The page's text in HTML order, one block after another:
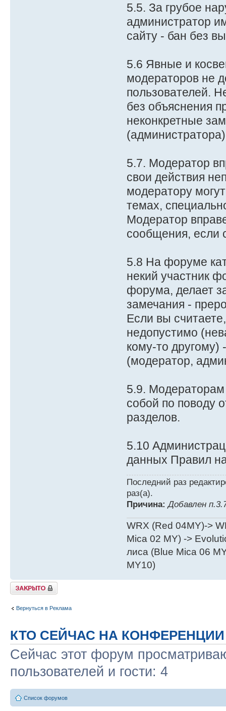
5.5. За грубое
администратор
сайту - бан без
5.6 Явные и
модераторов не
пользователей.
без объяснения
неконкретные
(администратора)
5.7. Модератор
свои действия
модератору
темах,
Модератор
сообщения, если
5.8 На форуме
некий участник
форума, делает
замечания -
Если вы
недопустимо
кому-то
(модератор,
5.9. Модераторам
собой по поводу
разделов.
5.10
данных Правил
Последний раз
раз(а).
Причина: Добавлен
WRX (Red 04MY)->
Mica 02 MY) ->
лиса (Blue Mica 06
MY10)
Закрыто
Вернуться в Реклама
КТО СЕЙЧАС НА КОНФЕРЕНЦИИ
Сейчас этот форум
пользователей и гости: 4
Список форумов